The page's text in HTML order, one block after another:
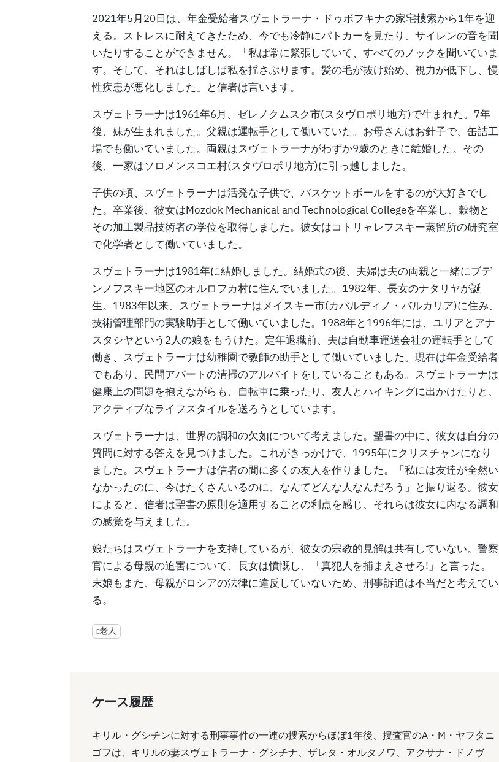
2021年5月20日は、年金受給者スヴェトラーナ・ドゥボフキナの家宅捜索から1年を迎
える。ストレスに耐えてきたため、今でも冷静にパトカーを見たり、サイレンの音を聞
いたりすることができません。「私は常に緊張していて、すべてのノックを聞いていま
す。そして、それはしばしば私を揺さぶります。髪の毛が抜け始め、視力が低下し、慢
性疾患が悪化しました」と信者は言います。
スヴェトラーナは1961年6月、ゼレノクムスク市(スタヴロポリ地方)で生まれた。7年
後、妹が生まれました。父親は運転手として働いていた。お母さんはお針子で、缶詰工
場でも働いていました。両親はスヴェトラーナがわずか9歳のときに離婚した。その
後、一家はソロメンスコエ村(スタヴロポリ地方)に引っ越しました。
子供の頃、スヴェトラーナは活発な子供で、バスケットボールをするのが大好きでし
た。卒業後、彼女はMozdok Mechanical and Technological Collegeを卒業し、穀物と
その加工製品技術者の学位を取得しました。彼女はコトリャレフスキー蒸留所の研究室
で化学者として働いていました。
スヴェトラーナは1981年に結婚しました。結婚式の後、夫婦は夫の両親と一緒にブデ
ンノフスキー地区のオルロフカ村に住んでいました。1982年、長女のナタリヤが誕
生。1983年以来、スヴェトラーナはメイスキー市(カバルディノ・バルカリア)に住み、
技術管理部門の実験助手として働いていました。1988年と1996年には、ユリアとアナ
スタシヤという2人の娘をもうけた。定年退職前、夫は自動車運送会社の運転手として
働き、スヴェトラーナは幼稚園で教師の助手として働いていました。現在は年金受給者
でもあり、民間アパートの清掃のアルバイトをしていることもある。スヴェトラーナは
健康上の問題を抱えながらも、自転車に乗ったり、友人とハイキングに出かけたりと、
アクティブなライフスタイルを送ろうとしています。
スヴェトラーナは、世界の調和の欠如について考えました。聖書の中に、彼女は自分の
質問に対する答えを見つけました。これがきっかけで、1995年にクリスチャンになり
ました。スヴェトラーナは信者の間に多くの友人を作りました。「私には友達が全然い
なかったのに、今はたくさんいるのに、なんてどんな人なんだろう」と振り返る。彼女
によると、信者は聖書の原則を適用することの利点を感じ、それらは彼女に内なる調和
の感覚を与えました。
娘たちはスヴェトラーナを支持しているが、彼女の宗教的見解は共有していない。警察
官による母親の迫害について、長女は憤慨し、「真犯人を捕まえさせろ!」と言った。
末娘もまた、母親がロシアの法律に違反していないため、刑事訴追は不当だと考えてい
る。
老人
ケース履歴
キリル・グシチンに対する刑事事件の一連の捜索からほぼ1年後、捜査官のA・M・ヤフタニ
ゴフは、キリルの妻スヴェトラーナ・グシチナ、ザレタ・オルタノワ、アクサナ・ドノヴ